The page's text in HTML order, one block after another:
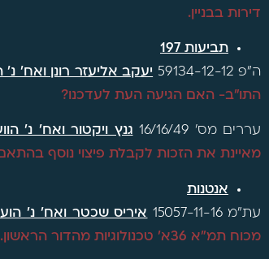
דירות בבניין.
תביעות 197
ה"פ 59134-12-12
יעקב אליעזר רונן ואח'
התו"ב- האם הגיעה העת לעדכנו?
עררים מס' 16/16/49 גנץ ויקטור ואח' נ'
מאיינת את הזכות לקבלת פיצוי נוסף בהתאם לסעיף
אנטנות
עת"מ 15057-11-16
איריס שכטר ואח' נ'
מכוח תמ"א 36א' טכנולוגיות מהדור הראשון.